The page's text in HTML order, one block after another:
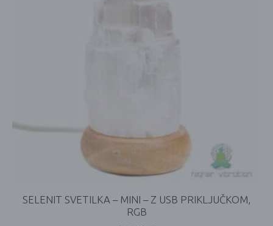
SELENIT SVETILKA – MINI – Z USB PRIKLJUČKOM,
RGB